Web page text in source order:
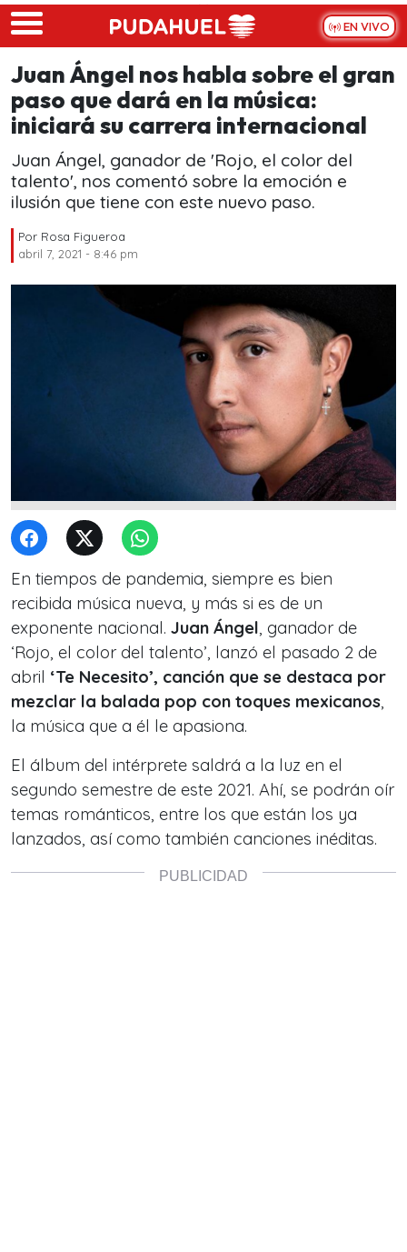
Skip to main content
EN VIVO
Juan Ángel nos habla sobre el gran
paso que dará en la música:
iniciará su carrera internacional
Juan Ángel, ganador de 'Rojo, el color del
talento', nos comentó sobre la emoción e
ilusión que tiene con este nuevo paso.
Por Rosa Figueroa
abril 7, 2021 - 8:46 pm
En tiempos de pandemia, siempre es bien
recibida música nueva, y más si es de un
exponente nacional. Juan Ángel, ganador de
‘Rojo, el color del talento’, lanzó el pasado 2 de
abril ‘Te Necesito’, canción que se destaca por
mezclar la balada pop con toques mexicanos,
la música que a él le apasiona.
El álbum del intérprete saldrá a la luz en el
segundo semestre de este 2021. Ahí, se podrán oír
temas románticos, entre los que están los ya
lanzados, así como también canciones inéditas.